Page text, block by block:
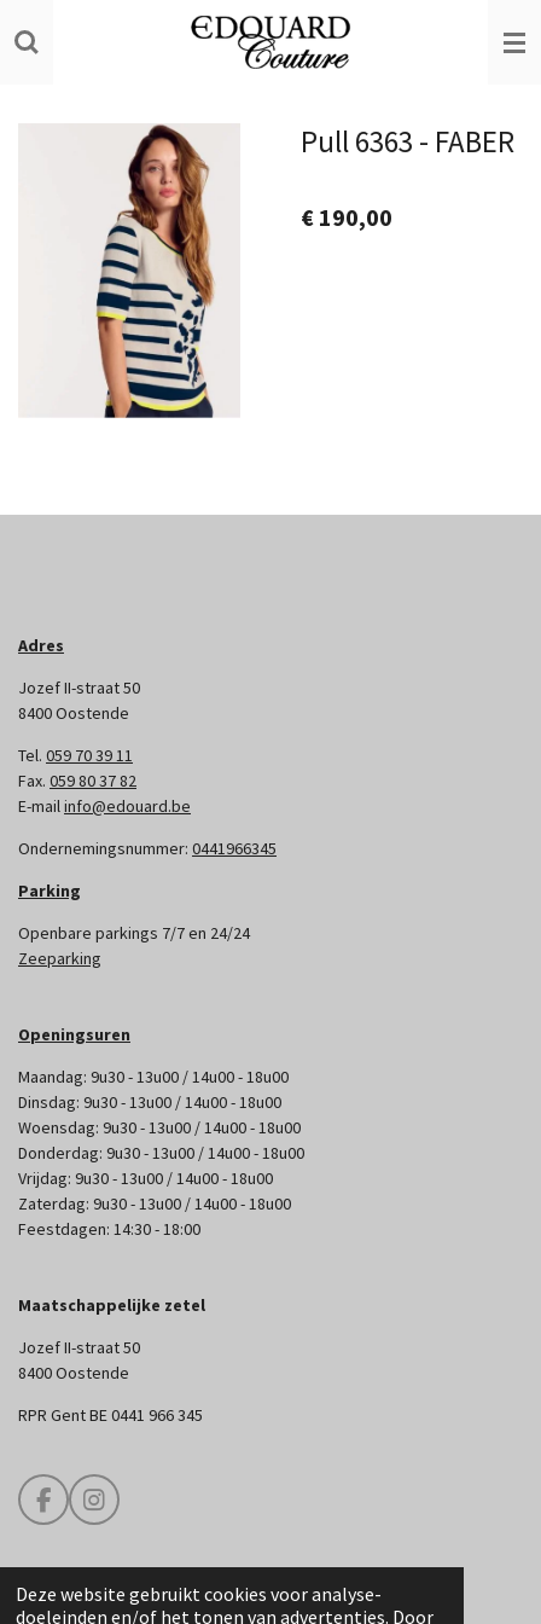
Deze website gebruikt cookies voor analyse-
doeleinden en/of het tonen van advertenties. Door
direct
Pull 6363 - FABER
€ 190,00
Adres
Jozef II-straat 50
8400 Oostende
Tel. 059 70 39 11
Fax. 059 80 37 82
E-mailinfo@edouard.be
Ondernemingsnummer: 0441966345
Parking
Openbare parkings 7/7 en 24/24
Zeeparking
Openingsuren
Maandag: 9u30 - 13u00 / 14u00 - 18u00
Dinsdag: 9u30 - 13u00 / 14u00 - 18u00
Woensdag: 9u30 - 13u00 / 14u00 - 18u00
Donderdag: 9u30 - 13u00 / 14u00 - 18u00
Vrijdag: 9u30 - 13u00 / 14u00 - 18u00
Zaterdag: 9u30 - 13u00 / 14u00 - 18u00
Feestdagen: 14:30 - 18:00
Maatschappelijke zetel
Jozef II-straat 50
8400 Oostende
RPR Gent BE 0441 966 345
F
a
b
I
n
a
© 2025 Edouard Couture